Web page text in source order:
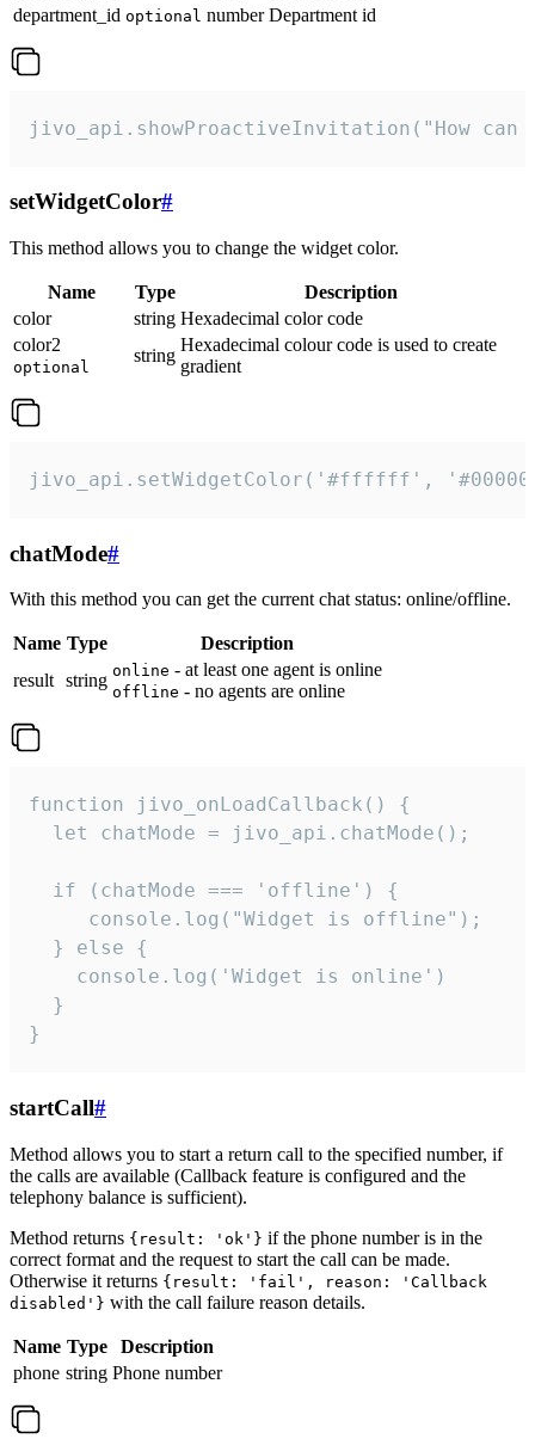
department_id optional number Department id
jivo_api.showProactiveInvitation("How
setWidgetColor#
This method allows you to change the widget color.
Name Type
Description
color
string Hexadecimal color code
color2
optional
string
Hexadecimal colour code is used to create
gradient
jivo_api.setWidgetColor('#ffffff',
chatMode#
With this method you can get the current chat status: online/offline.
Name Type
Description
result string online - at least one agent is online
offline - no agents are online
function jivo_onLoadCallback() {
  let chatMode = jivo_api.chatMode();
  if (chatMode === 'offline') {
     console.log("Widget is offline");
  } else {
    console.log('Widget is online')
  }
}
startCall#
Method allows you to start a return call to the specified number, if
the calls are available (Callback feature is configured and the
telephony balance is sufficient).
Method returns {result: 'ok'} if the phone number is in the
correct format and the request to start the call can be made.
Otherwise it returns {result: 'fail', reason: 'Callback
disabled'} with the call failure reason details.
Name Type
Description
phone string Phone number